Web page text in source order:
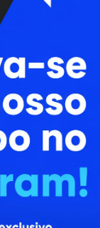
Colaboradores
Cursos
Enviar Dica